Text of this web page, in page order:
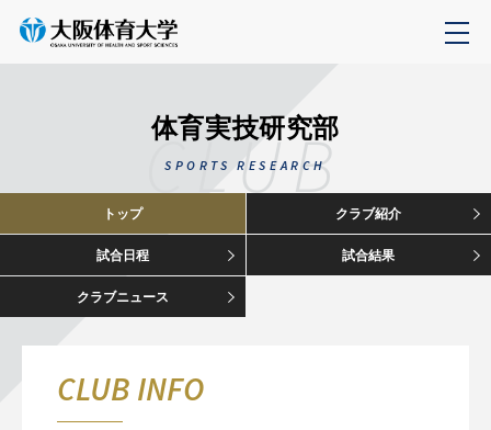
体育実技研究部
SPORTS RESEARCH
CLUB
トップ クラブ紹介
試合日程 試合結果
クラブニュース
CLUB INFO